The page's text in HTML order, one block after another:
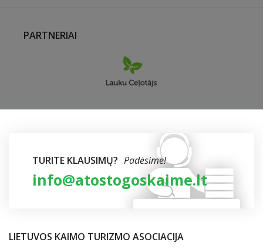
PARTNERIAI
TURITE KLAUSIMŲ? Padėsime!
info@atostogoskaime.lt
LIETUVOS KAIMO TURIZMO ASOCIACIJA